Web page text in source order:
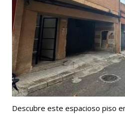
Descubre este espacioso piso